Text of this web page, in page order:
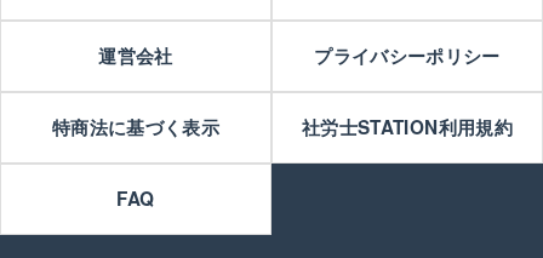
運営会社 プライバシーポリシー
特商法に基づく表示 社労士STATION利用規約
FAQ